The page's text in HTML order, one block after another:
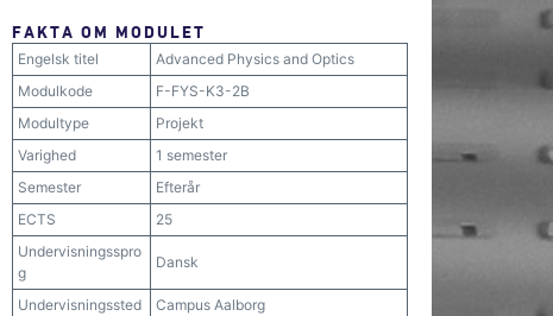
FAKTA OM MODULET
Engelsk titel
Advanced Physics and Optics
Modulkode
F-FYS-K3-2B
Modultype
Projekt
Varighed
1 semester
Semester
Efterår
ECTS
25
Undervisningsspro
g
Dansk
Undervisningssted
Campus Aalborg